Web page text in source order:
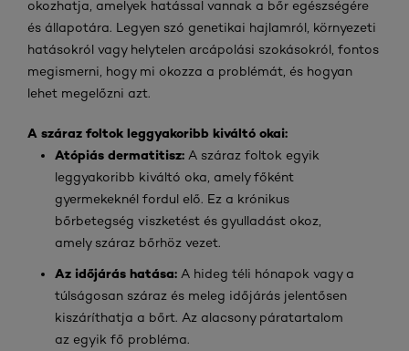
okozhatja, amelyek hatással vannak a bőr egészségére
és állapotára. Legyen szó genetikai hajlamról, környezeti
hatásokról vagy helytelen arcápolási szokásokról, fontos
megismerni, hogy mi okozza a problémát, és hogyan
lehet megelőzni azt.
A száraz foltok leggyakoribb kiváltó okai:
Atópiás dermatitisz: A száraz foltok egyik
leggyakoribb kiváltó oka, amely főként
gyermekeknél fordul elő. Ez a krónikus
bőrbetegség viszketést és gyulladást okoz,
amely száraz bőrhöz vezet.
Az időjárás hatása: A hideg téli hónapok vagy a
túlságosan száraz és meleg időjárás jelentősen
kiszáríthatja a bőrt. Az alacsony páratartalom
az egyik fő probléma.